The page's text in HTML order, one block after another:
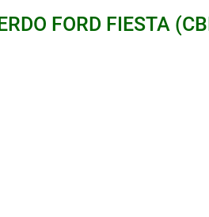
FORD FIESTA